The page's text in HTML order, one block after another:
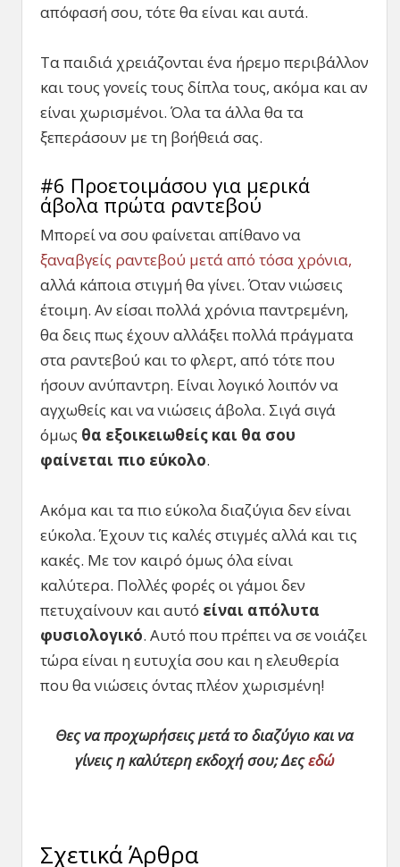
απόφασή σου, τότε θα είναι και αυτά.
Τα παιδιά χρειάζονται ένα ήρεμο περιβάλλον
και τους γονείς τους δίπλα τους, ακόμα και αν
είναι χωρισμένοι. Όλα τα άλλα θα τα
ξεπεράσουν με τη βοήθειά σας.
#6 Προετοιμάσου για μερικά
άβολα πρώτα ραντεβού
Μπορεί να σου φαίνεται απίθανο να
ξαναβγείς ραντεβού μετά από τόσα χρόνια,
αλλά κάποια στιγμή θα γίνει. Όταν νιώσεις
έτοιμη. Αν είσαι πολλά χρόνια παντρεμένη,
θα δεις πως έχουν αλλάξει πολλά πράγματα
στα ραντεβού και το φλερτ, από τότε που
ήσουν ανύπαντρη. Είναι λογικό λοιπόν να
αγχωθείς και να νιώσεις άβολα. Σιγά σιγά
όμως θα εξοικειωθείς και θα σου
φαίνεται πιο εύκολο.
Ακόμα και τα πιο εύκολα διαζύγια δεν είναι
εύκολα. Έχουν τις καλές στιγμές αλλά και τις
κακές. Με τον καιρό όμως όλα είναι
καλύτερα. Πολλές φορές οι γάμοι δεν
πετυχαίνουν και αυτό είναι απόλυτα
φυσιολογικό. Αυτό που πρέπει να σε νοιάζει
τώρα είναι η ευτυχία σου και η ελευθερία
που θα νιώσεις όντας πλέον χωρισμένη!
Θες να προχωρήσεις μετά το διαζύγιο και να
γίνεις η καλύτερη εκδοχή σου; Δεςεδώ
Σχετικά Άρθρα